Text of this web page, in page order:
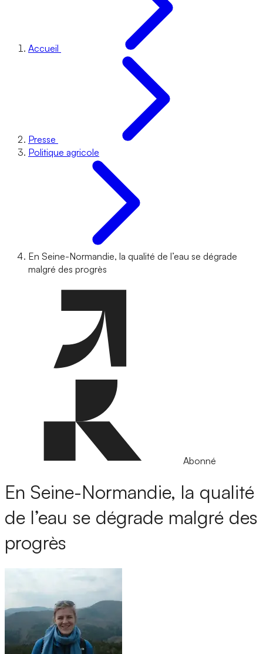
Accueil
Presse
Politique agricole
En Seine-Normandie, la qualité de l’eau se dégrade
malgré des progrès
Abonné
En Seine-Normandie, la qualité
de l’eau se dégrade malgré des
progrès